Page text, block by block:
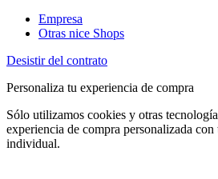
Empresa
Otras nice Shops
Desistir del contrato
Personaliza tu experiencia de compra
Sólo utilizamos cookies y otras
experiencia de compra personalizada
individual.